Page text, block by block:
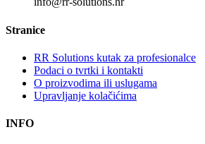
Stranice
RR Solutions kutak za profesionalce
Podaci o tvrtki i kontakti
O proizvodima ili uslugama
Upravljanje kolačićima
INFO